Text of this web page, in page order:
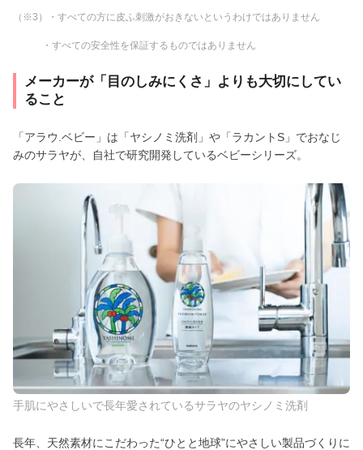
（※3）・すべての方に皮ふ刺激がおきないというわけではありません
・すべての安全性を保証するものではありません
メーカーが「目のしみにくさ」よりも大切にしてい
ること
「アラウ.ベビー」は「ヤシノミ洗剤」や「ラカントS」でおなじ
みのサラヤが、自社で研究開発しているベビーシリーズ。
手肌にやさしいで長年愛されているサラヤのヤシノミ洗剤
長年、天然素材にこだわった“ひとと地球”にやさしい製品づくりに